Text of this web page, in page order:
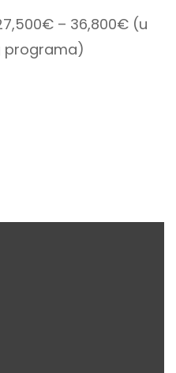
– 36,800€ (u
programa)